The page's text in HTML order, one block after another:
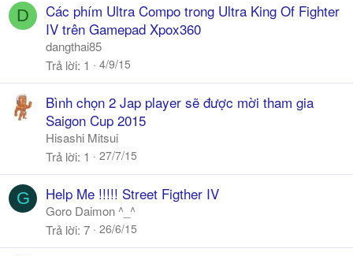
D
Các phím Ultra Compo trong Ultra King Of Fighter
IV trên Gamepad Xpox360
dangthai85
Trả lời 1 4/9/15
Bình chọn 2 Jap player sẽ được mời tham gia
Saigon Cup 2015
Hisashi Mitsui
Trả lời 1 27/7/15
G Help Me !!!!! Street Figther IV
Goro Daimon ^_^
Trả lời 7 26/6/15